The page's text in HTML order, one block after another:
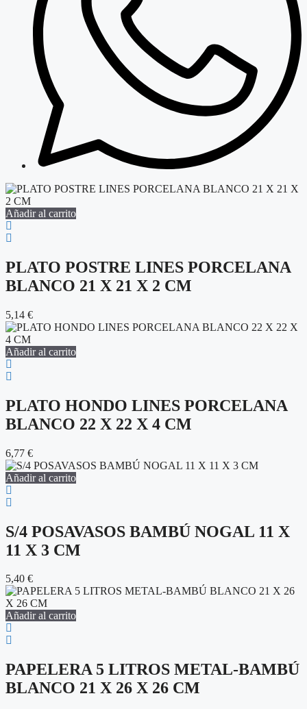
Añadir al carrito
PLATO POSTRE LINES PORCELANA
BLANCO 21 X 21 X 2 CM
5,14 €
Añadir al carrito
PLATO HONDO LINES PORCELANA
BLANCO 22 X 22 X 4 CM
6,77 €
Añadir al carrito
S/4 POSAVASOS BAMBÚ NOGAL 11 X
11 X 3 CM
5,40 €
Añadir al carrito
PAPELERA 5 LITROS METAL-BAMBÚ
BLANCO 21 X 26 X 26 CM